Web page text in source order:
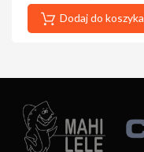
Dodaj do koszyka